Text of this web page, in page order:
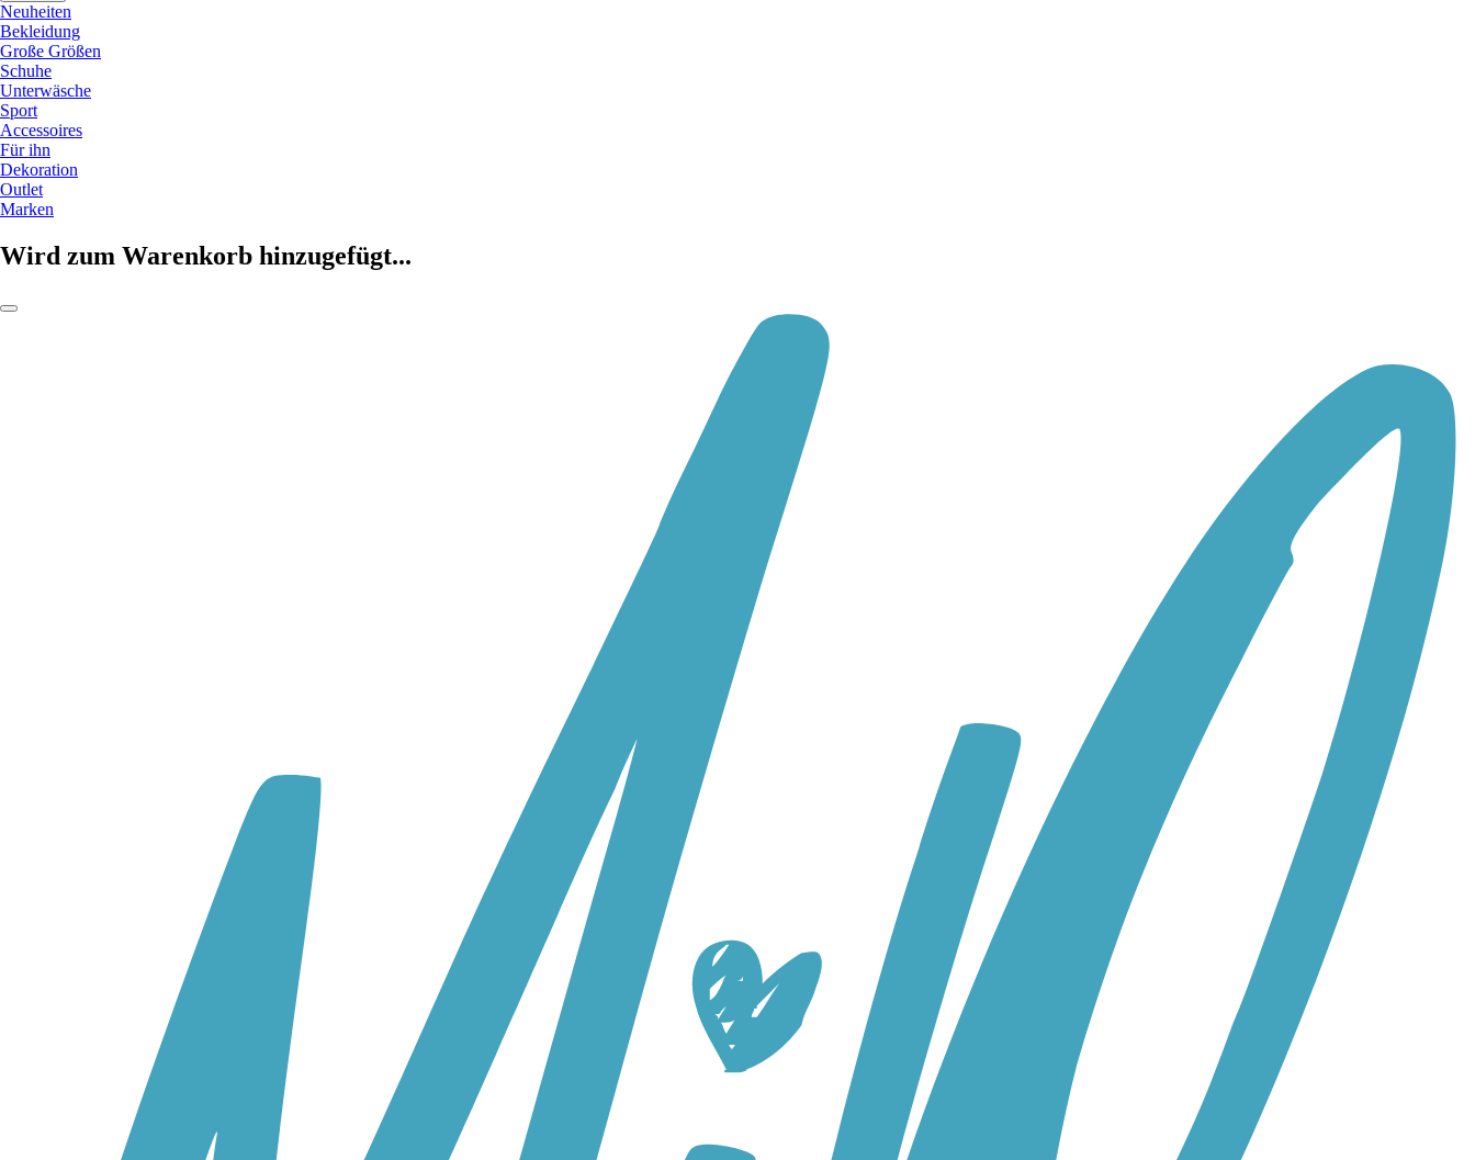
Neuheiten
Bekleidung
Große Größen
Schuhe
Unterwäsche
Sport
Accessoires
Für ihn
Dekoration
Outlet
Marken
Wird zum Warenkorb hinzugefügt...